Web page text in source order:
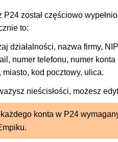
P24 został częściowo
to:
działalności, nazwa firmy,
numer telefonu, numer konta
miasto, kod pocztowy, ulica.
nieścisłości, możesz
konta w P24